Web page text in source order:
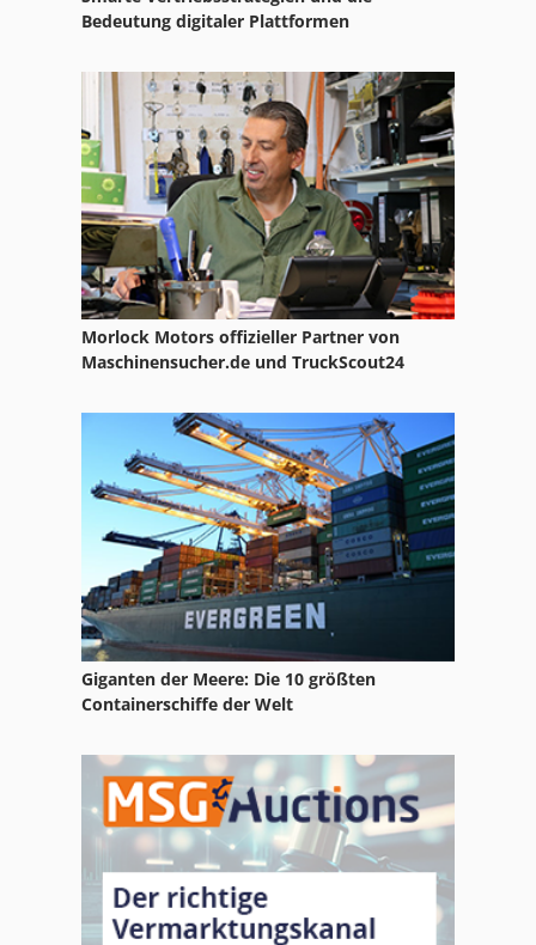
Metallschleifmaschine
Schleifstein
Stumpfschweissmaschine
Bedeutung digitaler Plattformen
Morlock Motors offizieller Partner von
Maschinensucher.de und TruckScout24
Giganten der Meere: Die 10 größten
Containerschiffe der Welt